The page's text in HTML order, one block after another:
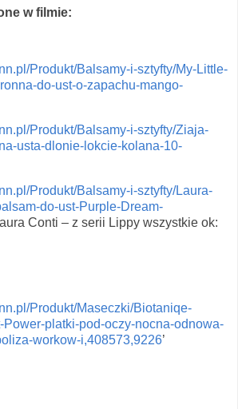
w filmie:
Produkt/Balsamy-i-sztyfty/My-Little-
do-ust-o-zapachu-mango-
Produkt/Balsamy-i-sztyfty/Ziaja-
usta-dlonie-lokcie-kolana-10-
Produkt/Balsamy-i-sztyfty/Laura-
do-ust-Purple-Dream-
Conti – z serii Lippy wszystkie ok:
Produkt/Maseczki/Biotaniqe-
Power-platki-pod-oczy-nocna-odnowa-
workow-i,408573,9226’